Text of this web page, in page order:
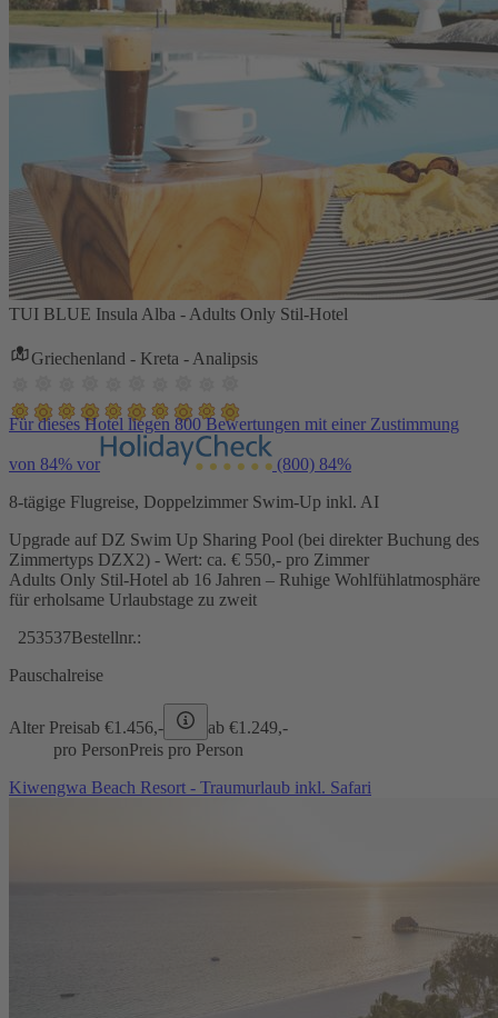
TUI BLUE Insula Alba - Adults Only Stil-Hotel
Griechenland - Kreta - Analipsis
Für dieses Hotel liegen 800 Bewertungen mit einer Zustimmung
von 84% vor (800) 84%
8-tägige Flugreise, Doppelzimmer Swim-Up inkl. AI
Upgrade auf DZ Swim Up Sharing Pool (bei direkter Buchung des
Zimmertyps DZX2) - Wert: ca. € 550,- pro Zimmer
Adults Only Stil-Hotel ab 16 Jahren – Ruhige Wohlfühlatmosphäre
für erholsame Urlaubstage zu zweit
253537Bestellnr.:
Pauschalreise
Alter Preisab €1.456,- ab €1.249,-
pro PersonPreis pro Person
Kiwengwa Beach Resort - Traumurlaub inkl. Safari